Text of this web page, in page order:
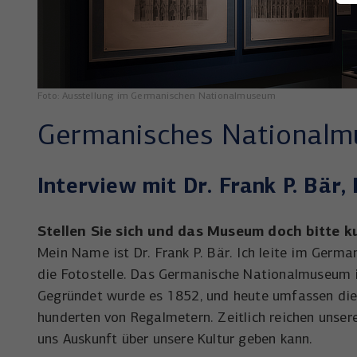
Foto: Ausstellung im Germanischen Nationalmuseum
Germanisches
Interview mit Dr. Frank P.
Stellen Sie sich und das Museum doch bitte
Mein Name ist Dr. Frank P. Bär. Ich leite im
die Fotostelle. Das Germanische
Gegründet wurde es 1852, und heute umfassen
hunderten von Regalmetern. Zeitlich reichen
uns Auskunft über unsere Kultur geben kann.